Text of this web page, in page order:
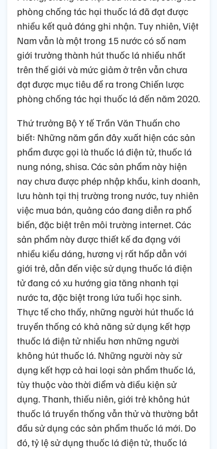
phòng chống tác hại thuốc lá đã đạt được
nhiều kết quả đáng ghi nhận. Tuy nhiên, Việt
Nam vẫn là một trong 15 nước có số nam
giới trưởng thành hút thuốc lá nhiều nhất
trên thế giới và mức giảm ở trên vẫn chưa
đạt được mục tiêu đề ra trong Chiến lược
phòng chống tác hại thuốc lá đến năm 2020.
Thứ trưởng Bộ Y tế Trần Văn Thuấn cho
biết: Những năm gần đây xuất hiện các sản
phẩm được gọi là thuốc lá điện tử, thuốc lá
nung nóng, shisa. Các sản phẩm này hiện
nay chưa được phép nhập khẩu, kinh doanh,
lưu hành tại thị trường trong nước, tuy nhiên
việc mua bán, quảng cáo đang diễn ra phổ
biến, đặc biệt trên môi trường internet. Các
sản phẩm này được thiết kế đa đạng với
nhiều kiểu dáng, hương vị rất hấp dẫn với
giới trẻ, dẫn đến việc sử dụng thuốc lá điện
tử đang có xu hướng gia tăng nhanh tại
nước ta, đặc biệt trong lứa tuổi học sinh.
Thực tế cho thấy, những người hút thuốc lá
truyền thống có khả năng sử dụng kết hợp
thuốc lá điện tử nhiều hơn những người
không hút thuốc lá. Những người này sử
dụng kết hợp cả hai loại sản phẩm thuốc lá,
tùy thuộc vào thời điểm và điều kiện sử
dụng. Thanh, thiếu niên, giới trẻ không hút
thuốc lá truyền thống vẫn thử và thường bắt
đầu sử dụng các sản phẩm thuốc lá mới. Do
đó, tỷ lệ sử dụng thuốc lá điện tử, thuốc lá